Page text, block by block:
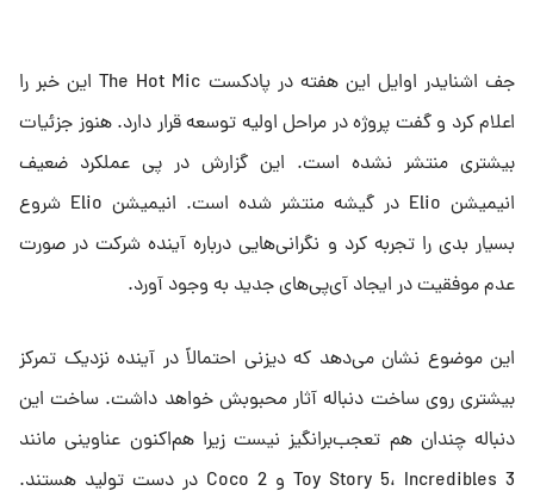
جف اشنایدر اوایل این هفته در پادکست The Hot Mic این خبر را
اعلام کرد و گفت پروژه در مراحل اولیه توسعه قرار دارد. هنوز جزئیات
بیشتری منتشر نشده است. این گزارش در پی عملکرد ضعیف
انیمیشن Elio در گیشه منتشر شده است. انیمیشن Elio شروع
بسیار بدی را تجربه کرد و نگرانی‌هایی درباره آینده شرکت در صورت
عدم موفقیت در ایجاد آی‌پی‌های جدید به وجود آورد.
این موضوع نشان می‌دهد که دیزنی احتمالاً در آینده نزدیک تمرکز
بیشتری روی ساخت دنباله‌ آثار محبوبش خواهد داشت. ساخت این
دنباله چندان هم تعجب‌برانگیز نیست زیرا هم‌اکنون عناوینی مانند
Toy Story 5، Incredibles 3 و Coco 2 در دست تولید هستند.